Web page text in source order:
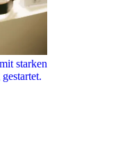
starken